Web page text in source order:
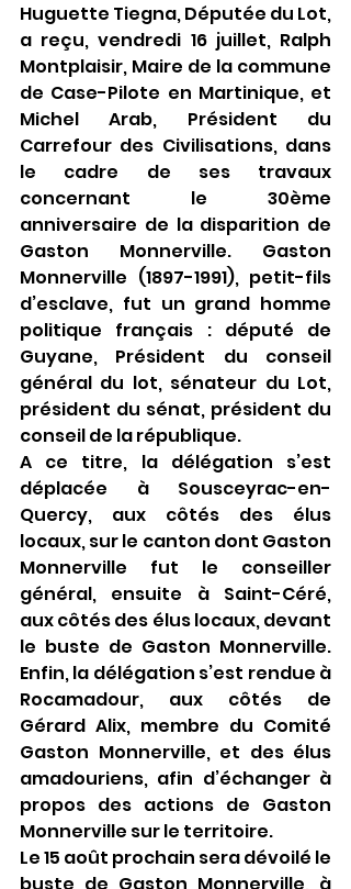
Huguette Tiegna, Députée du Lot,
a reçu, vendredi 16 juillet, Ralph
Montplaisir, Maire de la commune
de Case-Pilote en Martinique, et
Michel Arab, Président du
Carrefour des Civilisations, dans
le cadre de ses travaux
concernant le 30ème
anniversaire de la disparition de
Gaston Monnerville. Gaston
Monnerville (1897-1991), petit-fils
d’esclave, fut un grand homme
politique français : député de
Guyane, Président du conseil
général du lot, sénateur du Lot,
président du sénat, président du
conseil de la république.
A ce titre, la délégation s’est
déplacée à Sousceyrac-en-
Quercy, aux côtés des élus
locaux, sur le canton dont Gaston
Monnerville fut le conseiller
général, ensuite à Saint-Céré,
aux côtés des élus locaux, devant
le buste de Gaston Monnerville.
Enfin, la délégation s’est rendue à
Rocamadour, aux côtés de
Gérard Alix, membre du Comité
Gaston Monnerville, et des élus
amadouriens, afin d’échanger à
propos des actions de Gaston
Monnerville sur le territoire.
Le 15 août prochain sera dévoilé le